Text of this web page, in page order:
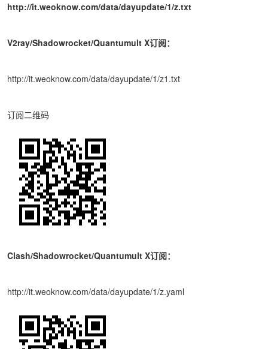
http://it.weoknow.com/data/dayupdate/1/z.txt
V2ray/Shadowrocket/Quantumult X订阅：
http://it.weoknow.com/data/dayupdate/1/z1.txt
订阅二维码
Clash/Shadowrocket/Quantumult X订阅：
http://it.weoknow.com/data/dayupdate/1/z.yaml